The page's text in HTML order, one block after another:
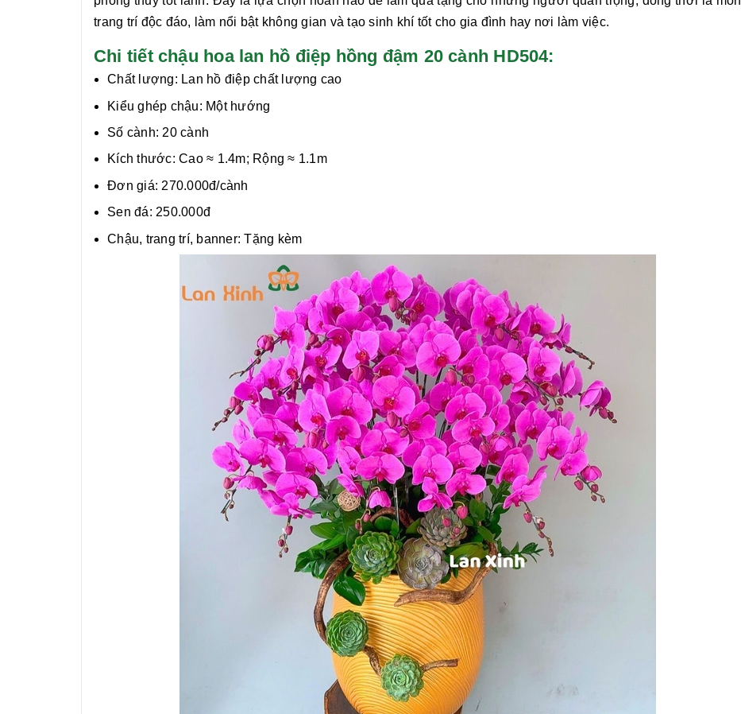
trang trí độc đáo, làm nổi bật không gian và tạo sinh khí tốt cho gia đình hay nơi làm việc.
Chi tiết chậu hoa lan hồ điệp hồng đậm 20 cành HD504:
Chất lượng: Lan hồ điệp chất lượng cao
Kiểu ghép chậu: Một hướng
Số cành: 20 cành
Kích thước: Cao ≈ 1.4m; Rộng ≈ 1.1m
Đơn giá: 270.000đ/cành
Sen đá: 250.000đ
Chậu, trang trí, banner: Tặng kèm